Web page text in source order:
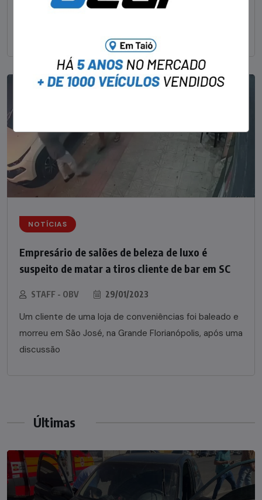
NOTÍCIAS
Empresário de salões de beleza de luxo é
suspeito de matar a tiros cliente de bar em SC
STAFF - OBV 29/01/2023
Um cliente de uma loja de conveniências foi baleado e
morreu em São José, na Grande Florianópolis, após uma
discussão
Últimas